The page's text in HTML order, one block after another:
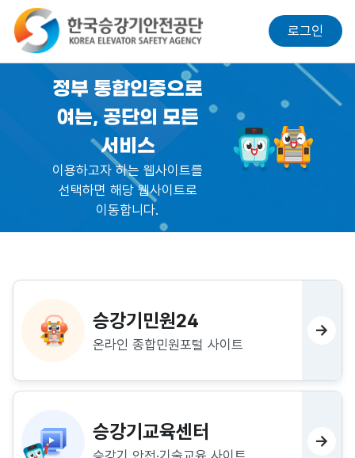
로그인
정부 통합인증으로
여는, 공단의 모든
서비스
이용하고자 하는 웹사이트를
선택하면 해당 웹사이트로
이동합니다.
승강기민원24
온라인 종합민원포털 사이트
→
승강기교육센터 →